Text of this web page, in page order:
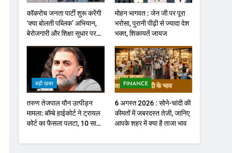
कॉकरोच जनता पार्टी शुरू करेंगी
‘क्या बोलती पब्लिक’ अभियान,
बेरोजगारी और शिक्षा सुधार पर
मोहन भागवत : जेन जी पर पूरा
भरोसा, पुरानी पीढ़ी से ज्यादा देश
भक्त, शिकायतें जायज
बड़ी ख़बर
तरुण तेजपाल यौन उत्पीड़न
मामला: बॉम्बे हाईकोर्ट ने ट्रायल
कोर्ट का फैसला पलटा, 10 साल
FINANCE
6 अगस्त 2026 : सोने-चांदी की
कीमतों में जबरदस्त तेजी, जानिए
आपके शहर में क्या है ताजा भाव